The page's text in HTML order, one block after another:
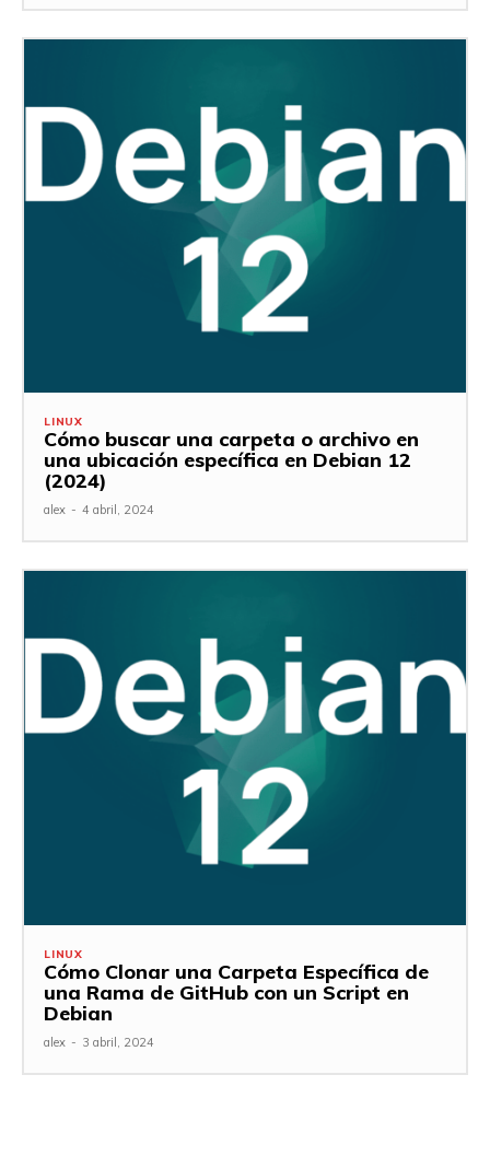
LINUX
Cómo buscar una carpeta o archivo en
una ubicación específica en Debian 12
(2024)
alex - 4 abril, 2024
LINUX
Cómo Clonar una Carpeta Específica de
una Rama de GitHub con un Script en
Debian
alex - 3 abril, 2024